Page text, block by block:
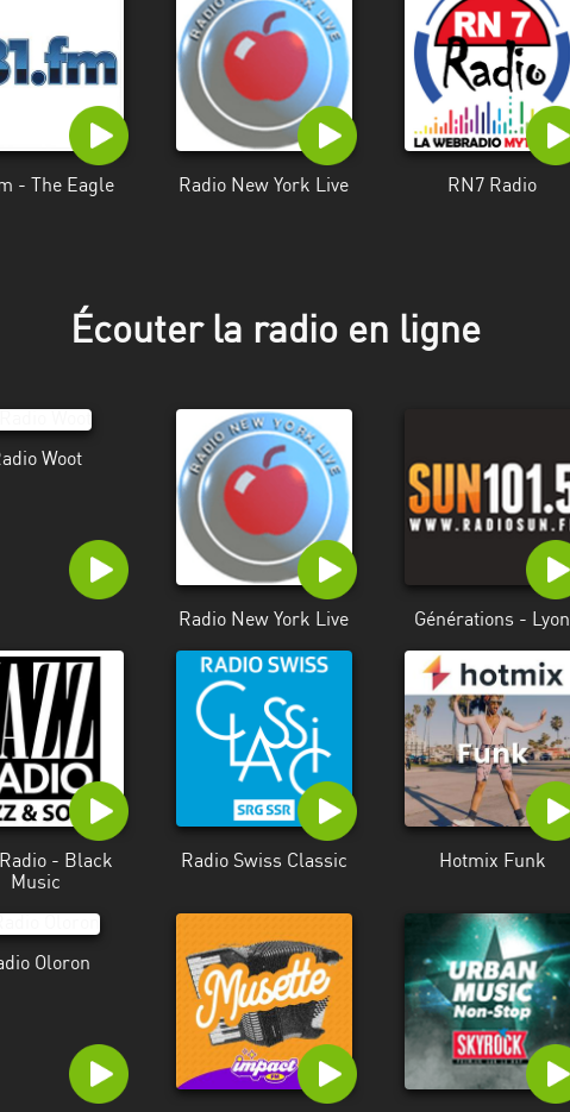
- The Eagle Radio New York Live RN7 Radio
Écouter la radio en ligne
Woot
Radio New York Live Générations - Lyon
- Black
Music
Radio Swiss Classic Hotmix Funk
Oloron